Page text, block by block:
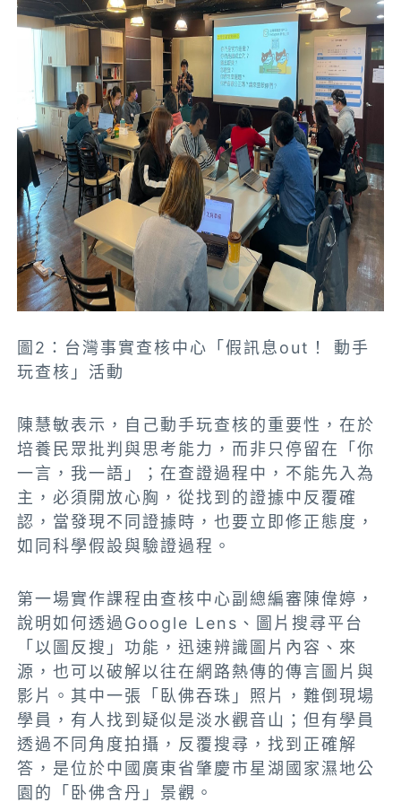
圖2：台灣事實查核中心「假訊息out！ 動手
玩查核」活動
陳慧敏表示，自己動手玩查核的重要性，在於
培養民眾批判與思考能力，而非只停留在「你
一言，我一語」；在查證過程中，不能先入為
主，必須開放心胸，從找到的證據中反覆確
認，當發現不同證據時，也要立即修正態度，
如同科學假設與驗證過程。
第一場實作課程由查核中心副總編審陳偉婷，
說明如何透過Google Lens、圖片搜尋平台
「以圖反搜」功能，迅速辨識圖片內容、來
源，也可以破解以往在網路熱傳的傳言圖片與
影片。其中一張「臥佛吞珠」照片，難倒現場
學員，有人找到疑似是淡水觀音山；但有學員
透過不同角度拍攝，反覆搜尋，找到正確解
答，是位於中國廣東省肇慶市星湖國家濕地公
園的「卧佛含丹」景觀。